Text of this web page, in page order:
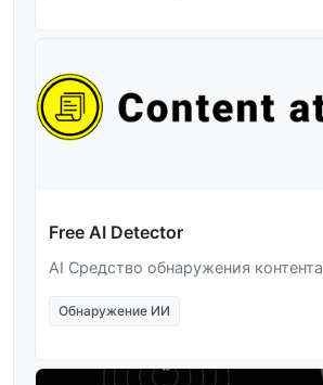
Free AI Detector
AI Средство обнаружения контента
Обнаружение ИИ